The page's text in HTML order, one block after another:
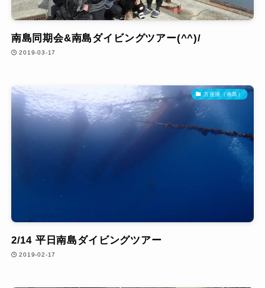
南島同期会&南島ダイビングツアー(^^)/
2019-03-17
方座浦（南島）
2/14 平日南島ダイビングツアー
2019-02-17